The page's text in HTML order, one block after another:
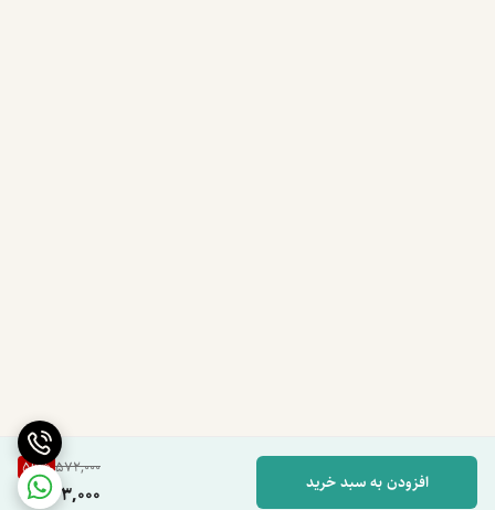
572,000
59%
233,000 افزودن به سبد خرید